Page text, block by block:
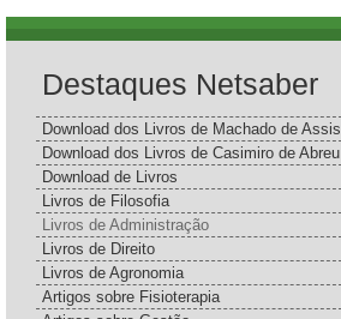
Destaques Netsaber
Download dos Livros de Machado de Assis
Download dos Livros de Casimiro de Abreu
Download de Livros
Livros de Filosofia
Livros de Administração
Livros de Direito
Livros de Agronomia
Artigos sobre Fisioterapia